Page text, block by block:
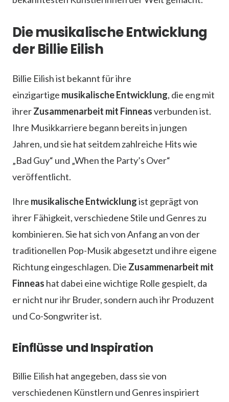
Die musikalische Entwicklung
der Billie Eilish
Billie Eilish ist bekannt für ihre
einzigartige musikalische Entwicklung, die eng mit
ihrerZusammenarbeit mit Finneasverbunden ist.
Ihre Musikkarriere begann bereits in jungen
Jahren, und sie hat seitdem zahlreiche Hits wie
„Bad Guy“ und „When the Party’s Over“
veröffentlicht.
Ihre musikalische Entwicklungist geprägt von
ihrer Fähigkeit, verschiedene Stile und Genres zu
kombinieren. Sie hat sich von Anfang an von der
traditionellen Pop-Musik abgesetzt und ihre eigene
Richtung eingeschlagen. Die Zusammenarbeit mit
Finneas hat dabei eine wichtige Rolle gespielt, da
er nicht nur ihr Bruder, sondern auch ihr Produzent
und Co-Songwriter ist.
Einflüsse und Inspiration
Billie Eilish hat angegeben, dass sie von
verschiedenen Künstlern und Genres inspiriert